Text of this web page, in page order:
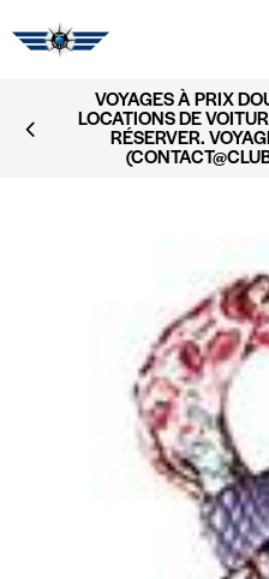
VOYAGES À PRIX
LOCATIONS DE
RÉSERVER.